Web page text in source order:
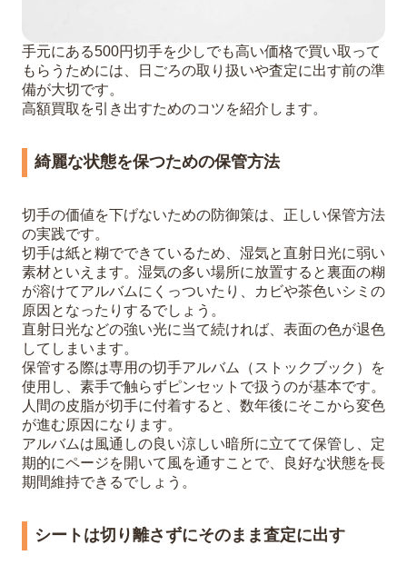
手元にある500円切手を少しでも高い価格で買い取って
もらうためには、日ごろの取り扱いや査定に出す前の準
備が大切です。
高額買取を引き出すためのコツを紹介します。
綺麗な状態を保つための保管方法
切手の価値を下げないための防御策は、正しい保管方法
の実践です。
切手は紙と糊でできているため、湿気と直射日光に弱い
素材といえます。湿気の多い場所に放置すると裏面の糊
が溶けてアルバムにくっついたり、カビや茶色いシミの
原因となったりするでしょう。
直射日光などの強い光に当て続ければ、表面の色が退色
してしまいます。
保管する際は専用の切手アルバム（ストックブック）を
使用し、素手で触らずピンセットで扱うのが基本です。
人間の皮脂が切手に付着すると、数年後にそこから変色
が進む原因になります。
アルバムは風通しの良い涼しい暗所に立てて保管し、定
期的にページを開いて風を通すことで、良好な状態を長
期間維持できるでしょう。
シートは切り離さずにそのまま査定に出す